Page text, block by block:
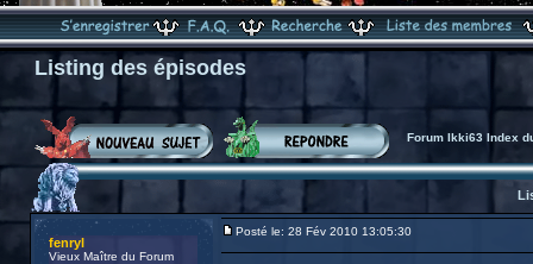
Listing des épisodes
Forum Ikki63 Index
fenryl
Vieux Maître du Forum
Posté le: 28 Fév 2010 13:05:30